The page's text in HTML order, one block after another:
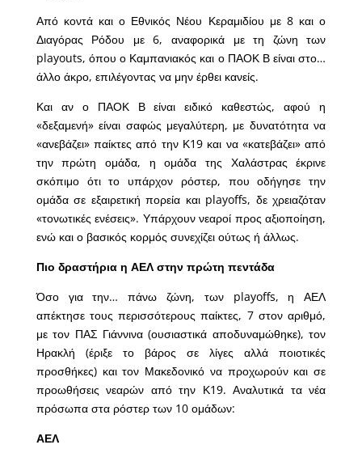
Από κοντά και ο Εθνικός Νέου Κεραμιδίου με 8 και ο
Διαγόρας Ρόδου με 6, αναφορικά με τη ζώνη των
playouts, όπου ο Καμπανιακός και ο ΠΑΟΚ Β είναι στο…
άλλο άκρο, επιλέγοντας να μην έρθει κανείς.
Και αν ο ΠΑΟΚ Β είναι ειδικό καθεστώς, αφού η
«δεξαμενή» είναι σαφώς μεγαλύτερη, με δυνατότητα να
«ανεβάζει» παίκτες από την Κ19 και να «κατεβάζει» από
την πρώτη ομάδα, η ομάδα της Χαλάστρας έκρινε
σκόπιμο ότι το υπάρχον ρόστερ, που οδήγησε την
ομάδα σε εξαιρετική πορεία και playoffs, δε χρειαζόταν
«τονωτικές ενέσεις». Υπάρχουν νεαροί προς αξιοποίηση,
ενώ και ο βασικός κορμός συνεχίζει ούτως ή άλλως.
Πιο δραστήρια η ΑΕΛ στην πρώτη πεντάδα
Όσο για την… πάνω ζώνη, των playoffs, η ΑΕΛ
απέκτησε τους περισσότερους παίκτες, 7 στον αριθμό,
με τον ΠΑΣ Γιάννινα (ουσιαστικά αποδυναμώθηκε), τον
Ηρακλή (έριξε το βάρος σε λίγες αλλά ποιοτικές
προσθήκες) και τον Μακεδονικό να προχωρούν και σε
προωθήσεις νεαρών από την Κ19. Αναλυτικά τα νέα
πρόσωπα στα ρόστερ των 10 ομάδων:
ΑΕΛ